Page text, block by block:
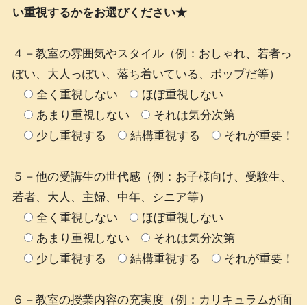
い重視するかをお選びください★
４－教室の雰囲気やスタイル（例：おしゃれ、若者っ
ぽい、大人っぽい、落ち着いている、ポップだ等）
全く重視しない
ほぼ重視しない
あまり重視しない
それは気分次第
少し重視する
結構重視する それが重要！
５－他の受講生の世代感（例：お子様向け、受験生、
若者、大人、主婦、中年、シニア等）
全く重視しない
ほぼ重視しない
あまり重視しない
それは気分次第
少し重視する
結構重視する それが重要！
６－教室の授業内容の充実度（例：カリキュラムが面